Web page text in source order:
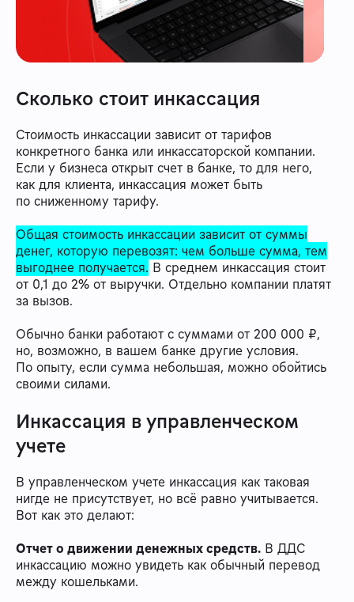
Сколько стоит инкассация
Стоимость инкассации зависит от тарифов
конкретного банка или инкассаторской компании.
Если у бизнеса открыт счет в банке, то для него,
как для клиента, инкассация может быть
по сниженному тарифу.
Общая стоимость инкассации зависит от суммы
денег, которую перевозят: чем больше сумма, тем
выгоднее получается. В среднем инкассация стоит
от 0,1 до 2% от выручки. Отдельно компании платят
за вызов.
Обычно банки работают с суммами от 200 000 ₽,
но, возможно, в вашем банке другие условия.
По опыту, если сумма небольшая, можно обойтись
своими силами.
Инкассация в управленческом
учете
В управленческом учете инкассация как таковая
нигде не присутствует, но всё равно учитывается.
Вот как это делают:
Отчет о движении денежных средств. В ДДС
инкассацию можно увидеть как обычный перевод
между кошельками.